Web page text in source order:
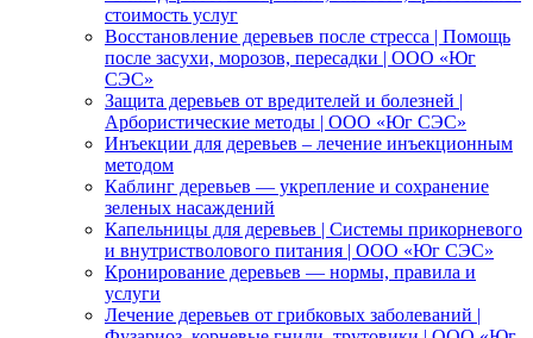
стоимость услуг
Восстановление деревьев после стресса | Помощь
после засухи, морозов, пересадки | ООО «Юг
СЭС»
Защита деревьев от вредителей и болезней |
Арбористические методы | ООО «Юг СЭС»
Инъекции для деревьев – лечение инъекционным
методом
Каблинг деревьев — укрепление и сохранение
зеленых насаждений
Капельницы для деревьев | Системы прикорневого
и внутристволового питания | ООО «Юг СЭС»
Кронирование деревьев — нормы, правила и
услуги
Лечение деревьев от грибковых заболеваний |